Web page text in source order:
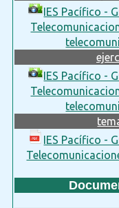
IES Pacífico -
IES Pacífico -
IES Pacífico -